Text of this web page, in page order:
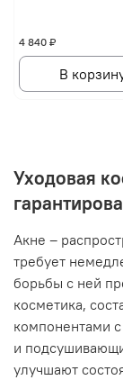
4 840 ₽
В
Уходовая
Акне –
требует
борьбы с ней
косметика,
компонентами
и
улучшают